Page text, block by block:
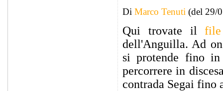
Di Marco Tenuti (del 29/
Qui trovate il
dell'Anguilla. Ad
si protende fino
percorrere in
contrada Segai fino